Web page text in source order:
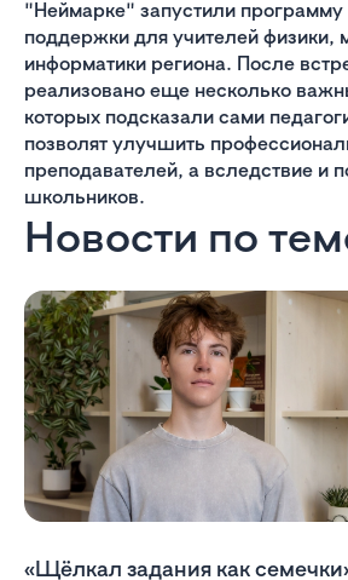
"Неймарке" запустили программу
поддержки для учителей физики,
информатики региона. После
реализовано еще несколько
которых подсказали сами
позволят улучшить
преподавателей, а вследствие и
школьников.
Новости по
«Щёлкал задания как